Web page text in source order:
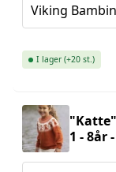
I lager (+20 st.)
"Katte"
1 - 8år